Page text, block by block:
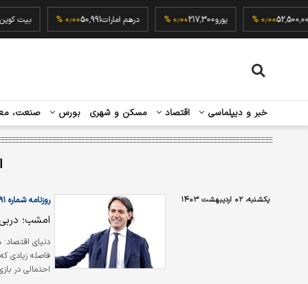
سکه52,500,000۰٫۰۰ % یورو217,300۰٫۰۰ % درهم امارات50,991۰٫۰۰ %
خبر و دیپلماسی اقتصاد مسکن و شهری بورس صنعت،
یکشنبه، ۰۲ اردیبهشت ۱۴۰۳ روزنامه شماره ۵۹۹۱
امشب؛
دنیای اقتصاد:
فاصله زیادی
احتمالی در